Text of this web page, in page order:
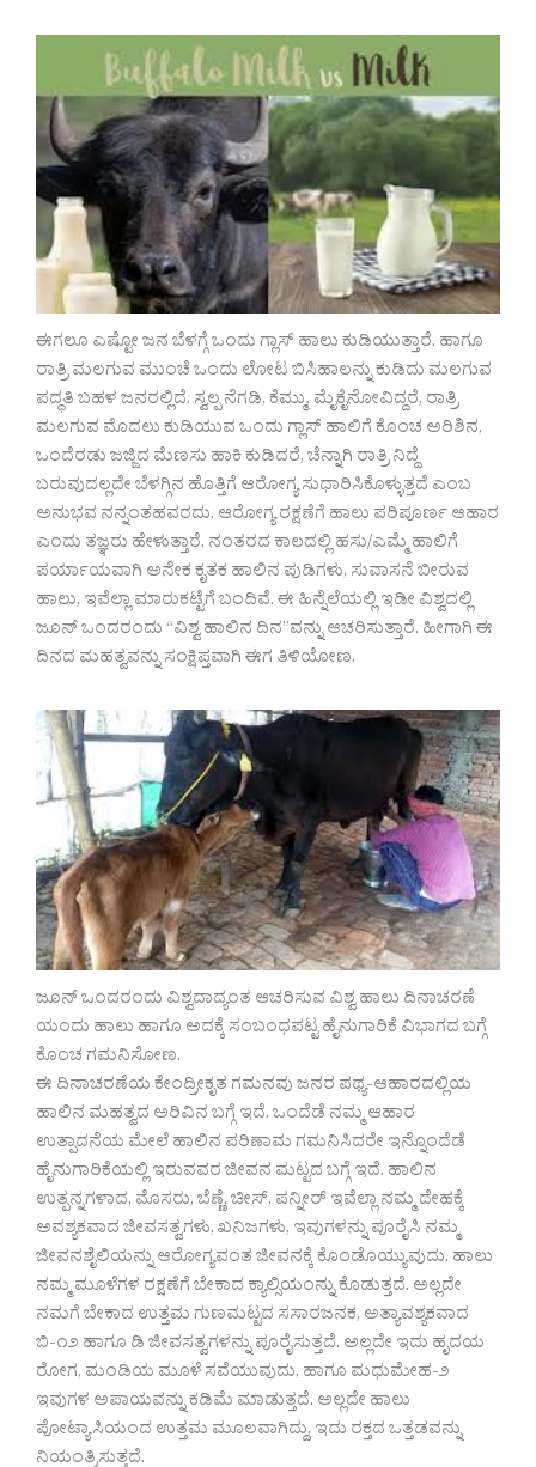
ಈಗಲೂ ಎಷ್ಟೋ ಜನ ಬೆಳಗ್ಗೆ ಒಂದು ಗ್ಲಾಸ್ ಹಾಲು ಕುಡಿಯುತ್ತಾರೆ. ಹಾಗೂ
ರಾತ್ರಿ ಮಲಗುವ ಮುಂಚೆ ಒಂದು ಲೋಟ ಬಿಸಿಹಾಲನ್ನು ಕುಡಿದು ಮಲಗುವ
ಪದ್ಧತಿ ಬಹಳ ಜನರಲ್ಲಿದೆ. ಸ್ವಲ್ಪ ನೆಗಡಿ, ಕೆಮ್ಮು, ಮೈಕೈನೋವಿದ್ದರೆ, ರಾತ್ರಿ
ಮಲಗುವ ಮೊದಲು ಕುಡಿಯುವ ಒಂದು ಗ್ಲಾಸ್ ಹಾಲಿಗೆ ಕೊಂಚ ಅರಿಶಿನ,
ಒಂದೆರಡು ಜಜ್ಜಿದ ಮೆಣಸು ಹಾಕಿ ಕುಡಿದರೆ, ಚೆನ್ನಾಗಿ ರಾತ್ರಿ ನಿದ್ದೆ
ಬರುವುದಲ್ಲದೇ ಬೆಳಗ್ಗಿನ ಹೊತ್ತಿಗೆ ಆರೋಗ್ಯ ಸುಧಾರಿಸಿಕೊಳ್ಳುತ್ತದೆ ಎಂಬ
ಅನುಭವ ನನ್ನಂತಹವರದು. ಆರೋಗ್ಯ ರಕ್ಷಣೆಗೆ ಹಾಲು ಪರಿಪೂರ್ಣ ಆಹಾರ
ಎಂದು ತಜ್ಞರು ಹೇಳುತ್ತಾರೆ. ನಂತರದ ಕಾಲದಲ್ಲಿ ಹಸು/ಎಮ್ಮೆ ಹಾಲಿಗೆ
ಪರ್ಯಾಯವಾಗಿ ಅನೇಕ ಕೃತಕ ಹಾಲಿನ ಪುಡಿಗಳು, ಸುವಾಸನೆ ಬೀರುವ
ಹಾಲು, ಇವೆಲ್ಲಾ ಮಾರುಕಟ್ಟೆಗೆ ಬಂದಿವೆ. ಈ ಹಿನ್ನೆಲೆಯಲ್ಲಿ ಇಡೀ ವಿಶ್ವದಲ್ಲಿ
ಜೂನ್ ಒಂದರಂದು “ವಿಶ್ವ ಹಾಲಿನ ದಿನ”ವನ್ನು ಆಚರಿಸುತ್ತಾರೆ. ಹೀಗಾಗಿ ಈ
ದಿನದ ಮಹತ್ವವನ್ನು ಸಂಕ್ಷಿಪ್ತವಾಗಿ ಈಗ ತಿಳಿಯೋಣ.
ಜೂನ್ ಒಂದರಂದು ವಿಶ್ವದಾದ್ಯಂತ ಆಚರಿಸುವ ವಿಶ್ವ ಹಾಲು ದಿನಾಚರಣೆ
ಯಂದು ಹಾಲು ಹಾಗೂ ಅದಕ್ಕೆ ಸಂಬಂಧಪಟ್ಟ ಹೈನುಗಾರಿಕೆ ವಿಭಾಗದ ಬಗ್ಗೆ
ಕೊಂಚ ಗಮನಿಸೋಣ.
ಈ ದಿನಾಚರಣೆಯ ಕೇಂದ್ರೀಕೃತ ಗಮನವು ಜನರ ಪಥ್ಯ-ಆಹಾರದಲ್ಲಿಯ
ಹಾಲಿನ ಮಹತ್ವದ ಅರಿವಿನ ಬಗ್ಗೆ ಇದೆ. ಒಂದೆಡೆ ನಮ್ಮ ಆಹಾರ
ಉತ್ಪಾದನೆಯ ಮೇಲೆ ಹಾಲಿನ ಪರಿಣಾಮ ಗಮನಿಸಿದರೇ ಇನ್ನೊಂದೆಡೆ
ಹೈನುಗಾರಿಕೆಯಲ್ಲಿ ಇರುವವರ ಜೀವನ ಮಟ್ಟದ ಬಗ್ಗೆ ಇದೆ. ಹಾಲಿನ
ಉತ್ಪನ್ನಗಳಾದ, ಮೊಸರು, ಬೆಣ್ಣೆ, ಚೀಸ್, ಪನ್ನೀರ್ ಇವೆಲ್ಲಾ ನಮ್ಮ ದೇಹಕ್ಕೆ
ಅವಶ್ಯಕವಾದ ಜೀವಸತ್ವಗಳು, ಖನಿಜಗಳು, ಇವುಗಳನ್ನು ಪೂರೈಸಿ ನಮ್ಮ
ಜೀವನಶೈಲಿಯನ್ನು ಆರೋಗ್ಯವಂತ ಜೀವನಕ್ಕೆ ಕೊಂಡೊಯ್ಯುವುದು. ಹಾಲು
ನಮ್ಮ ಮೂಳೆಗಳ ರಕ್ಷಣೆಗೆ ಬೇಕಾದ ಕ್ಯಾಲ್ಸಿಯಂನ್ನು ಕೊಡುತ್ತದೆ. ಅಲ್ಲದೇ
ನಮಗೆ ಬೇಕಾದ ಉತ್ತಮ ಗುಣಮಟ್ಟದ ಸಸಾರಜನಕ, ಅತ್ಯಾವಶ್ಯಕವಾದ
ಬಿ-೧೨ ಹಾಗೂ ಡಿ ಜೀವಸತ್ವಗಳನ್ನು ಪೂರೈಸುತ್ತದೆ. ಅಲ್ಲದೇ ಇದು ಹೃದಯ
ರೋಗ, ಮಂಡಿಯ ಮೂಳೆ ಸವೆಯುವುದು, ಹಾಗೂ ಮಧುಮೇಹ-೨
ಇವುಗಳ ಅಪಾಯವನ್ನು ಕಡಿಮೆ ಮಾಡುತ್ತದೆ. ಅಲ್ಲದೇ ಹಾಲು
ಪೋಟ್ಯಾಸಿಯಂದ ಉತ್ತಮ ಮೂಲವಾಗಿದ್ದು, ಇದು ರಕ್ತದ ಒತ್ತಡವನ್ನು
ನಿಯಂತ್ರಿಸುತ್ತದೆ.